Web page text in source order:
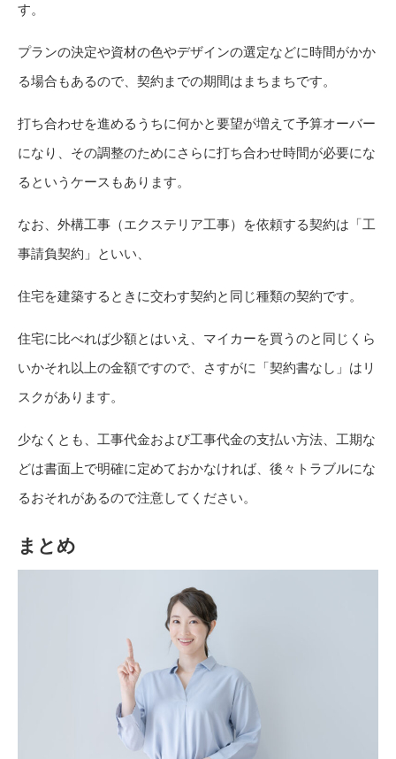
す。
プランの決定や資材の色やデザインの選定などに時間がかか
る場合もあるので、契約までの期間はまちまちです。
打ち合わせを進めるうちに何かと要望が増えて予算オーバー
になり、その調整のためにさらに打ち合わせ時間が必要にな
るというケースもあります。
なお、外構工事（エクステリア工事）を依頼する契約は「工
事請負契約」といい、
住宅を建築するときに交わす契約と同じ種類の契約です。
住宅に比べれば少額とはいえ、マイカーを買うのと同じくら
いかそれ以上の金額ですので、さすがに「契約書なし」はリ
スクがあります。
少なくとも、工事代金および工事代金の支払い方法、工期な
どは書面上で明確に定めておかなければ、後々トラブルにな
るおそれがあるので注意してください。
まとめ